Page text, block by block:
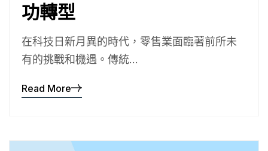
功轉型
在科技日新月異的時代，零售業面臨著前所未
有的挑戰和機遇。傳統...
Read More